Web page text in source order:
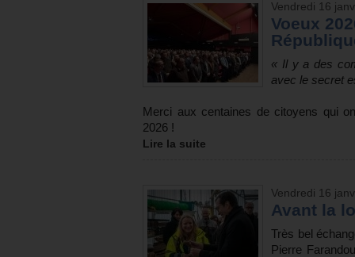
Vendredi 16
Voeux
« Il y a des
avec le secret
Merci aux centaines de citoyens qui
2026 !
Lire la suite
Vendredi 16
Avant la
Très bel
Pierre